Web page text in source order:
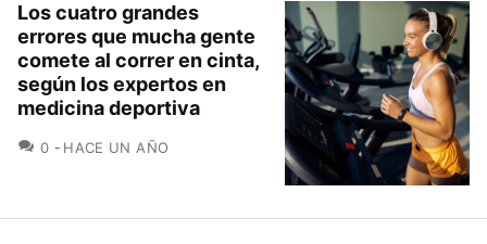
Los cuatro grandes
errores que mucha gente
comete al correr en cinta,
según los expertos en
medicina deportiva
0 COMENTARIOS
HACE UN AÑO